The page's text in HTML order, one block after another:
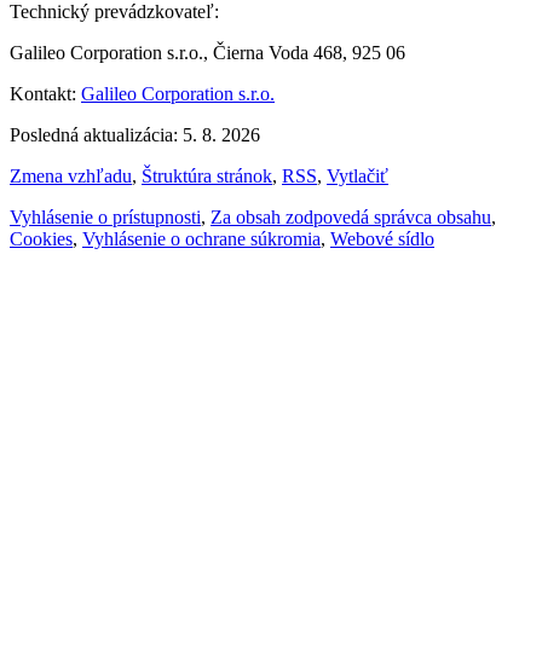
Technický prevádzkovateľ:
Galileo Corporation s.r.o., Čierna Voda 468, 925 06
Kontakt: Galileo Corporation s.r.o.
Posledná aktualizácia: 5. 8. 2026
Zmena vzhľadu, Štruktúra stránok, RSS, Vytlačiť
Vyhlásenie o prístupnosti, Za obsah zodpovedá správca obsahu,
Cookies, Vyhlásenie o ochrane súkromia, Webové sídlo